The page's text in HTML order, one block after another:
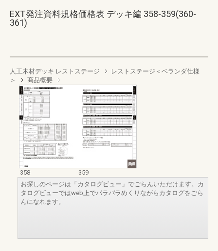
EXT発注資料規格価格表 デッキ編 358-359(360-
361)
人工木材デッキ レストステージ
レストステージ＜ベランダ仕様
＞
商品概要
358
359
お探しのページは「カタログビュー」でごらんいただけます。カ
タログビューではweb上でパラパラめくりながらカタログをごら
んになれます。